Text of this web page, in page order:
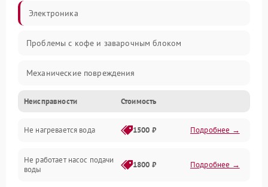
Электроника
Проблемы с кофе и заварочным блоком
Механические повреждения
Прочие неисправности
Включение и работа
Проблемы с водой
Неисправности Стоимость
Не нагревается вода 1500 ₽ Подробнее →
Не работает насос подачи
воды
1800 ₽ Подробнее →